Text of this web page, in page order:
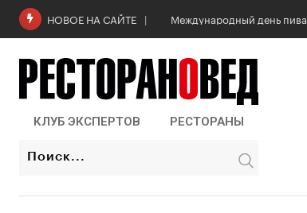
НОВОЕ НА САЙТЕ
КЛУБ ЭКСПЕРТОВ РЕСТОРАНЫ